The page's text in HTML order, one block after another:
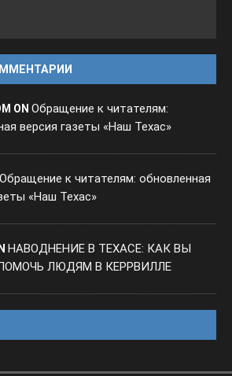
ON Обращение к читателям:
версия газеты «Наш Техас»
Обращение к читателям: обновленная
«Наш Техас»
НАВОДНЕНИЕ В ТЕХАСЕ: КАК ВЫ
ЛЮДЯМ В КЕРРВИЛЛЕ